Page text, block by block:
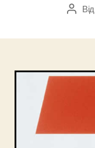
Автор
Від